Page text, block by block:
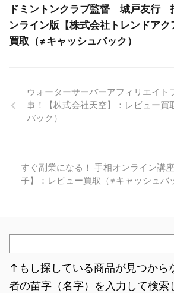
ドミントンクラブ監督 城戸友行
ンライン版【株式会社トレンドア
買取（≠キャッシュバック）
ウォーターサーバーアフィリエイト
事！【株式会社天空】：レビュー買
バック）
すぐ副業になる！ 手相オンライン講
子】：レビュー買取（≠キャッシュバ
↑もし探している商品が見つから
者の苗字（名字）を入力して検索